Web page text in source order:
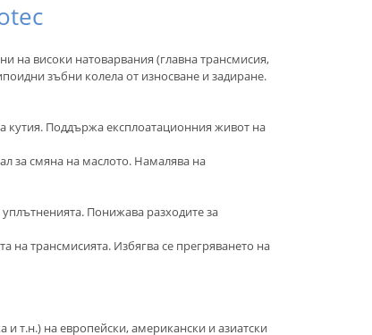
на високи натоварвания (главна трансмисия,
зъбни колела от износване и задиране.
кутия. Поддържа експлоатационния живот на
за смяна на маслото. Намалява на
Понижава разходите за
на трансмисията. Избягва се прегряването на
т.н.) на европейски, американски и азиатски